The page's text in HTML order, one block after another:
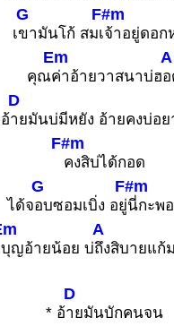
เ
G
ขามันโก้ สมเ
F#m
จ้าอยู่ดอก
คุณ
Em
ค่าอ้ายวาสนาบ่ฮ
A
อ้
D
ายมันบ่มีหยัง อ้ายคงบ่อ
F#m
คงสิบ่ได้กอด
ได้จ
G
อบซอมเบิ่ง อยู่
F#m
นี่กะพ
บุญอ้ายน้อย บ่
A
ถึงสิบายแก้
* อ้
D
ายมันบักคนจน